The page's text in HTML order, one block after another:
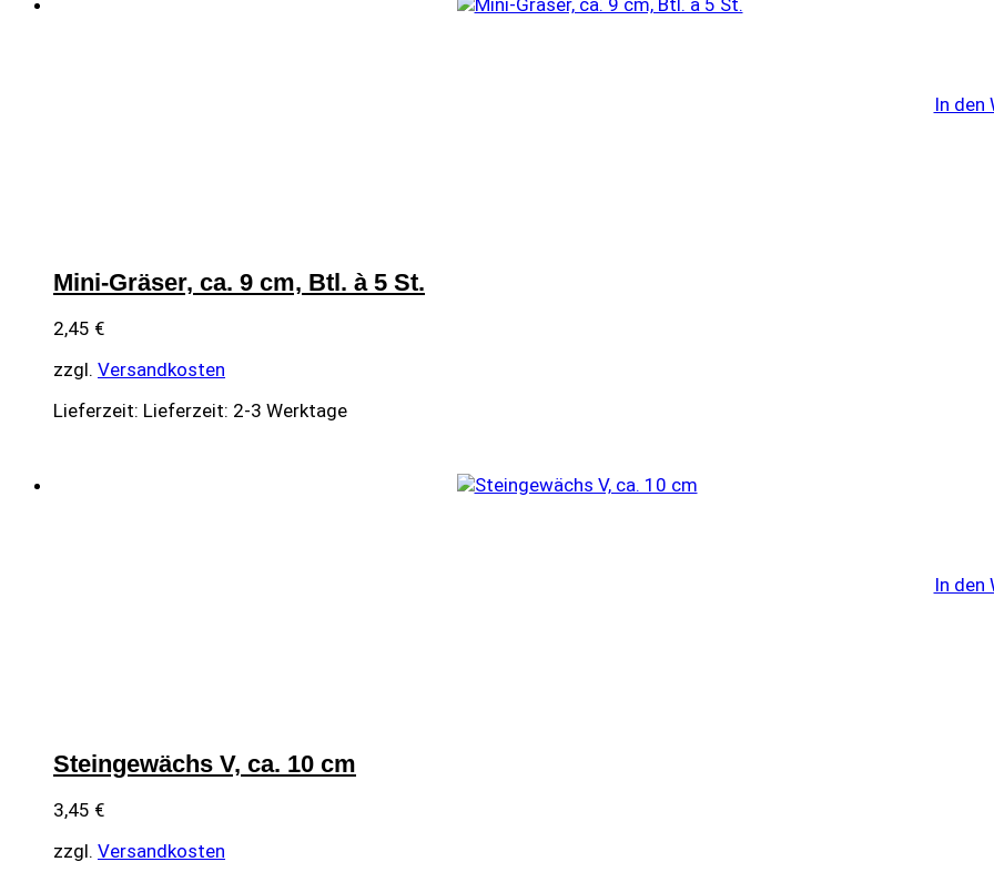
In den
Mini-Gräser, ca. 9 cm, Btl. à 5 St.
2,45 €
zzgl. Versandkosten
Lieferzeit: Lieferzeit: 2-3 Werktage
In den
Steingewächs V, ca. 10 cm
3,45 €
zzgl. Versandkosten